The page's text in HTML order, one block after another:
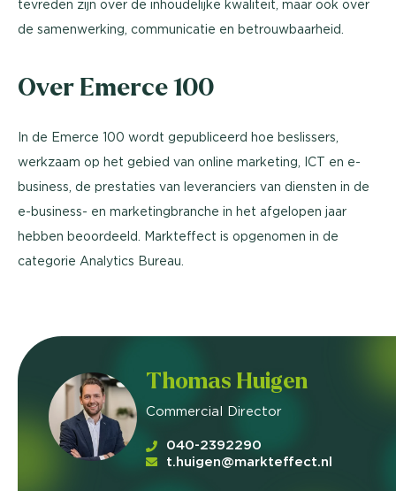
tevreden zijn over de inhoudelijke kwaliteit, maar ook over
de samenwerking, communicatie en betrouwbaarheid.
Over Emerce 100
In de Emerce 100 wordt gepubliceerd hoe beslissers,
werkzaam op het gebied van online marketing, ICT en e-
business, de prestaties van leveranciers van diensten in de
e-business- en marketingbranche in het afgelopen jaar
hebben beoordeeld. Markteffect is opgenomen in de
categorie Analytics Bureau.
Thomas Huigen
Commercial Director
040-2392290
t.huigen@markteffect.nl